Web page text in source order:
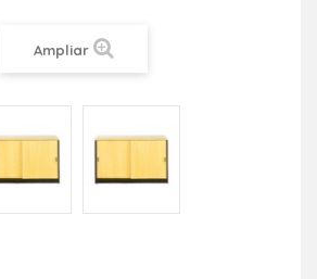
Ampliar